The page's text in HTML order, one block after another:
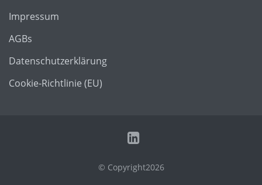
Impressum
AGBs
Datenschutzerklärung
Cookie-Richtlinie (EU)
© Copyright2026